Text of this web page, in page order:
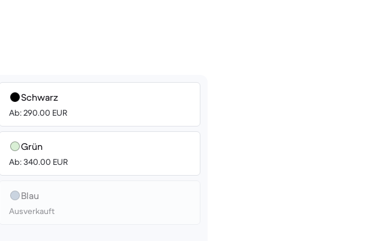
Schwarz
Ab: 290.00 EUR
Grün
Ab: 340.00 EUR
Blau
Ausverkauft